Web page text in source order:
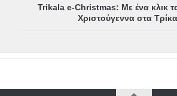
Trikala e-Christmas: Με ένα κλικ
Χριστούγεννα στα